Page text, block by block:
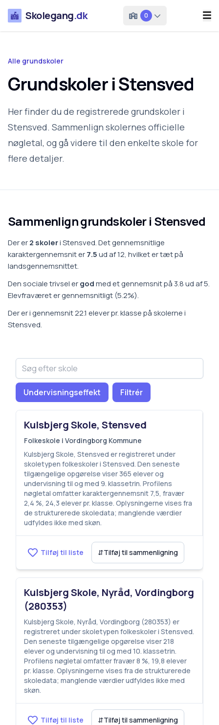
Skolegang.dk 0
Alle grundskoler
Grundskoler i Stensved
Her finder du de registrerede grundskoler i
Stensved. Sammenlign skolernes officielle
nøgletal, og gå videre til den enkelte skole for
flere detaljer.
Sammenlign grundskoler i Stensved
Der er2 skoleriStensved.Det gennemsnitlige
karaktergennemsnit er7.5ud af 12, hvilket ertæt på
landsgennemsnittet.
Den sociale trivsel ergodmed et gennemsnit på 3.8ud af 5.
Elevfraværet ergennemsnitligt (5.2%).
Der er i gennemsnit22.1 elever pr. klasse påskolerne i
Stensved.
Undervisningseffekt Filtrér
Kulsbjerg Skole, Stensved
Folkeskole i Vordingborg Kommune
Kulsbjerg Skole, Stensved er registreret under
skoletypen folkeskoler i Stensved. Den seneste
tilgængelige opgørelse viser 365 elever og
undervisning til og med 9. klassetrin. Profilens
nøgletal omfatter karaktergennemsnit 7,5, fravær
2,4 %, 24,3 elever pr. klasse. Oplysningerne vises fra
de strukturerede skoledata; manglende værdier
udfyldes ikke med skøn.
Tilføj til liste ⇵Tilføj til sammenligning
Kulsbjerg Skole, Nyråd, Vordingborg
(280353)
Kulsbjerg Skole, Nyråd, Vordingborg (280353) er
registreret under skoletypen folkeskoler i Stensved.
Den seneste tilgængelige opgørelse viser 218
elever og undervisning til og med 10. klassetrin.
Profilens nøgletal omfatter fravær 8 %, 19,8 elever
pr. klasse. Oplysningerne vises fra de strukturerede
skoledata; manglende værdier udfyldes ikke med
skøn.
Tilføj til liste ⇵Tilføj til sammenligning